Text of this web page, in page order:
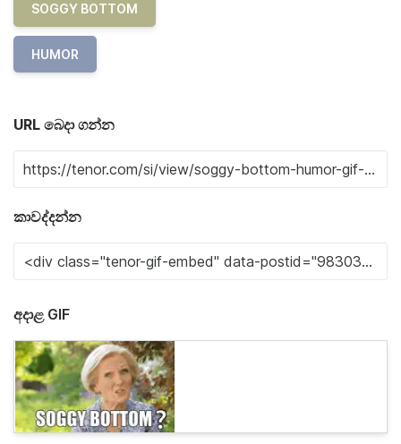
SOGGY BOTTOM
HUMOR
URL බෙදා ගන්න
කාවද්දන්න
අදාළ GIF